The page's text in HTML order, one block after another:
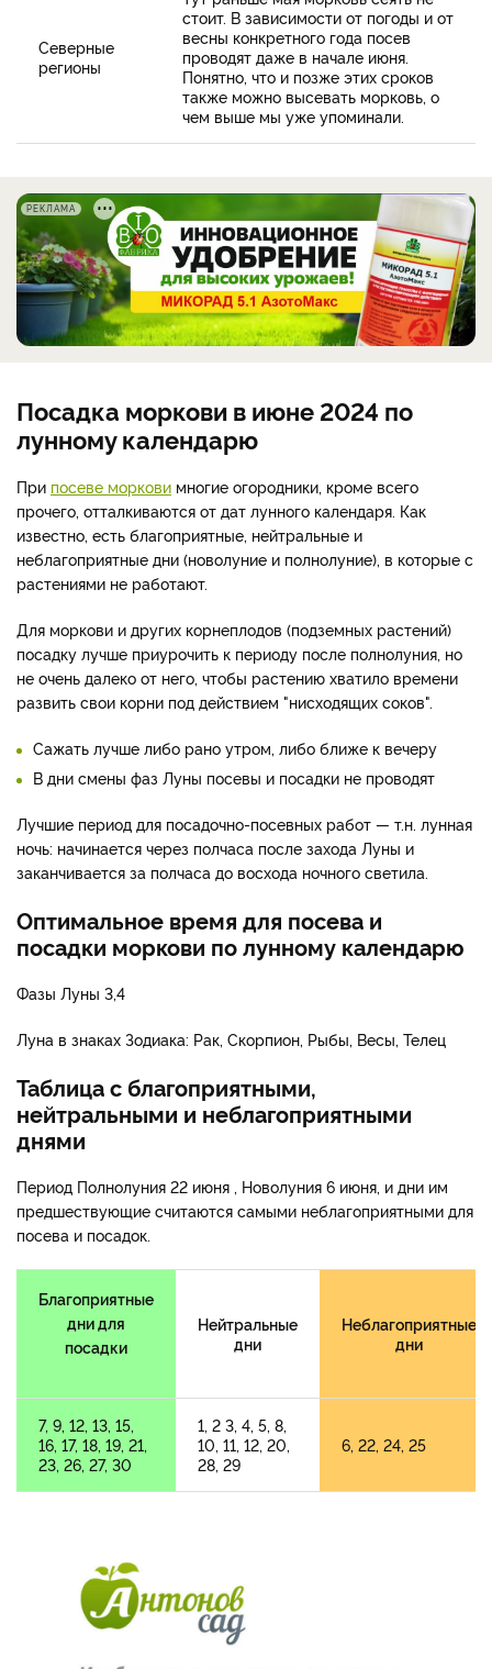
Северные
регионы
стоит. В зависимости от погоды и от
весны конкретного года посев
проводят даже в начале июня.
Понятно, что и позже этих сроков
также можно высевать морковь, о
чем выше мы уже упоминали.
РЕКЛАМА
Посадка моркови в июне 2024 по
лунному календарю
При посеве моркови многие огородники, кроме всего
прочего, отталкиваются от дат лунного календаря. Как
известно, есть благоприятные, нейтральные и
неблагоприятные дни (новолуние и полнолуние), в которые с
растениями не работают.
Для моркови и других корнеплодов (подземных растений)
посадку лучше приурочить к периоду после полнолуния, но
не очень далеко от него, чтобы растению хватило времени
развить свои корни под действием "нисходящих соков".
Сажать лучше либо рано утром, либо ближе к вечеру
В дни смены фаз Луны посевы и посадки не проводят
Лучшие период для посадочно-посевных работ — т.н. лунная
ночь: начинается через полчаса после захода Луны и
заканчивается за полчаса до восхода ночного светила.
Оптимальное время для посева и
посадки моркови по лунному календарю
Фазы Луны 3,4
Луна в знаках Зодиака: Рак, Скорпион, Рыбы, Весы, Телец
Таблица с благоприятными,
нейтральными и неблагоприятными
днями
Период Полнолуния 22 июня , Новолуния 6 июня, и дни им
предшествующие считаются самыми неблагоприятными для
посева и посадок.
Благоприятные
дни для
посадки
Нейтральные
дни
Неблагоприятные
дни
7, 9, 12, 13, 15,
16, 17, 18, 19, 21,
23, 26, 27, 30
1, 2 3, 4, 5, 8,
10, 11, 12, 20,
28, 29
6, 22, 24, 25